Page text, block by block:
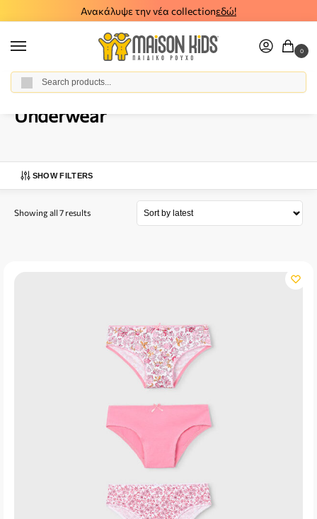
Ανακάλυψε την νέα collectionεδώ!
0
Home / Girl / Accessories
Underwear
SHOW FILTERS
Showing all 7 results